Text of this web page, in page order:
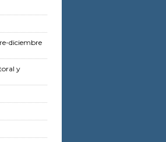
diciembre
y